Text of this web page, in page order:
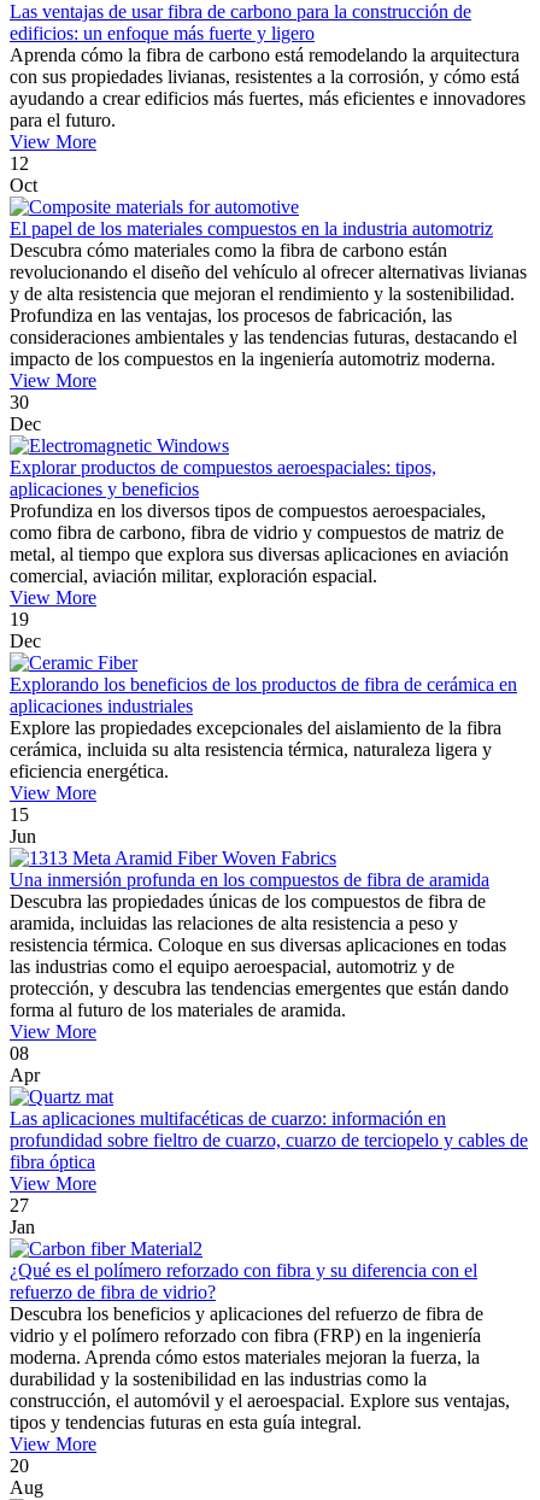
Las ventajas de usar fibra de carbono para la construcción de
edificios: un enfoque más fuerte y ligero
Aprenda cómo la fibra de carbono está remodelando la arquitectura
con sus propiedades livianas, resistentes a la corrosión, y cómo está
ayudando a crear edificios más fuertes, más eficientes e innovadores
para el futuro.
View More
12
Oct
El papel de los materiales compuestos en la industria automotriz
Descubra cómo materiales como la fibra de carbono están
revolucionando el diseño del vehículo al ofrecer alternativas livianas
y de alta resistencia que mejoran el rendimiento y la sostenibilidad.
Profundiza en las ventajas, los procesos de fabricación, las
consideraciones ambientales y las tendencias futuras, destacando el
impacto de los compuestos en la ingeniería automotriz moderna.
View More
30
Dec
Explorar productos de compuestos aeroespaciales: tipos,
aplicaciones y beneficios
Profundiza en los diversos tipos de compuestos aeroespaciales,
como fibra de carbono, fibra de vidrio y compuestos de matriz de
metal, al tiempo que explora sus diversas aplicaciones en aviación
comercial, aviación militar, exploración espacial.
View More
19
Dec
Explorando los beneficios de los productos de fibra de cerámica en
aplicaciones industriales
Explore las propiedades excepcionales del aislamiento de la fibra
cerámica, incluida su alta resistencia térmica, naturaleza ligera y
eficiencia energética.
View More
15
Jun
Una inmersión profunda en los compuestos de fibra de aramida
Descubra las propiedades únicas de los compuestos de fibra de
aramida, incluidas las relaciones de alta resistencia a peso y
resistencia térmica. Coloque en sus diversas aplicaciones en todas
las industrias como el equipo aeroespacial, automotriz y de
protección, y descubra las tendencias emergentes que están dando
forma al futuro de los materiales de aramida.
View More
08
Apr
Las aplicaciones multifacéticas de cuarzo: información en
profundidad sobre fieltro de cuarzo, cuarzo de terciopelo y cables de
fibra óptica
View More
27
Jan
¿Qué es el polímero reforzado con fibra y su diferencia con el
refuerzo de fibra de vidrio?
Descubra los beneficios y aplicaciones del refuerzo de fibra de
vidrio y el polímero reforzado con fibra (FRP) en la ingeniería
moderna. Aprenda cómo estos materiales mejoran la fuerza, la
durabilidad y la sostenibilidad en las industrias como la
construcción, el automóvil y el aeroespacial. Explore sus ventajas,
tipos y tendencias futuras en esta guía integral.
View More
20
Aug